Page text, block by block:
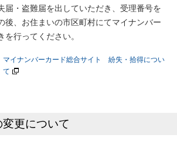
届・盗難届を出していただき、受理番号を
後、お住まいの市区町村にてマイナンバー
行ってください。
マイナンバーカード総合サイト 紛失・拾得につい
て
更について